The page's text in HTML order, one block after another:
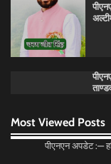
Most Viewed Posts
पीएनएन अपडेट :—
उडा